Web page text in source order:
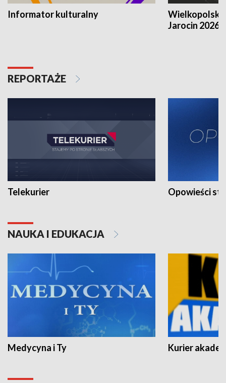
Informator kulturalny
Jarocin 2026
REPORTAŻE
Telekurier Opowieści
NAUKA I EDUKACJA
Medycyna i Ty Kurier